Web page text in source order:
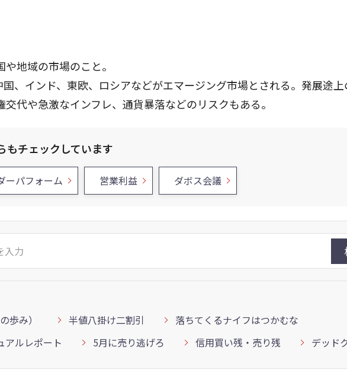
地域の市場のこと。
、インド、東欧、ロシアなどがエマージング市場とされる。発展途
代や急激なインフレ、通貨暴落などのリスクもある。
もチェックしています
ーパフォーム 営業利益 ダボス会議
歩み）
半値八掛け二割引
落ちてくるナイフはつかむな
アルレポート 5月に売り逃げろ 信用買い残・売り残 デッド